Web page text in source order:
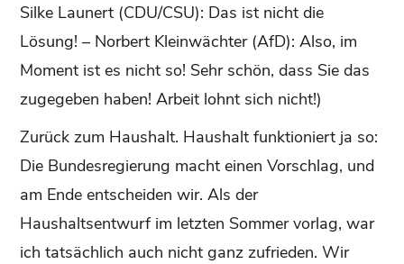
Silke Launert (CDU/CSU): Das ist nicht die
Lösung! – Norbert Kleinwächter (AfD): Also, im
Moment ist es nicht so! Sehr schön, dass Sie das
zugegeben haben! Arbeit lohnt sich nicht!)
Zurück zum Haushalt. Haushalt funktioniert ja so:
Die Bundesregierung macht einen Vorschlag, und
am Ende entscheiden wir. Als der
Haushaltsentwurf im letzten Sommer vorlag, war
ich tatsächlich auch nicht ganz zufrieden. Wir